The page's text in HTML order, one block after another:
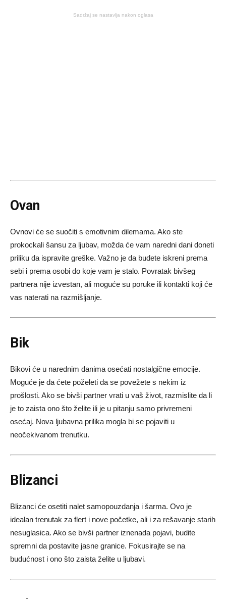
Sadržaj se nastavlja nakon oglasa
Ovan
Ovnovi će se suočiti s emotivnim dilemama. Ako ste
prokockali šansu za ljubav, možda će vam naredni dani doneti
priliku da ispravite greške. Važno je da budete iskreni prema
sebi i prema osobi do koje vam je stalo. Povratak bivšeg
partnera nije izvestan, ali moguće su poruke ili kontakti koji će
vas naterati na razmišljanje.
Bik
Bikovi će u narednim danima osećati nostalgične emocije.
Moguće je da ćete poželeti da se povežete s nekim iz
prošlosti. Ako se bivši partner vrati u vaš život, razmislite da li
je to zaista ono što želite ili je u pitanju samo privremeni
osećaj. Nova ljubavna prilika mogla bi se pojaviti u
neočekivanom trenutku.
Blizanci
Blizanci će osetiti nalet samopouzdanja i šarma. Ovo je
idealan trenutak za flert i nove početke, ali i za rešavanje starih
nesuglasica. Ako se bivši partner iznenada pojavi, budite
spremni da postavite jasne granice. Fokusirajte se na
budućnost i ono što zaista želite u ljubavi.